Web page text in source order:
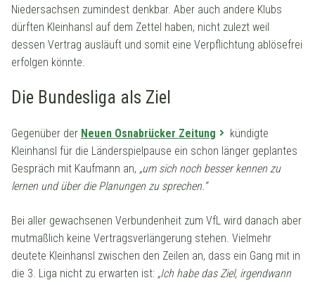
Niedersachsen zumindest denkbar. Aber auch andere Klubs
dürften Kleinhansl auf dem Zettel haben, nicht zulezt weil
dessen Vertrag ausläuft und somit eine Verpflichtung ablösefrei
erfolgen könnte.
Die Bundesliga als Ziel
Gegenüber der Neuen Osnabrücker Zeitung
kündigte
Kleinhansl für die Länderspielpause ein schon länger geplantes
Gespräch mit Kaufmann an, „um sich noch besser kennen zu
lernen und über die Planungen zu sprechen.“
Bei aller gewachsenen Verbundenheit zum VfL wird danach aber
mutmaßlich keine Vertragsverlängerung stehen. Vielmehr
deutete Kleinhansl zwischen den Zeilen an, dass ein Gang mit in
die 3. Liga nicht zu erwarten ist: „Ich habe das Ziel, irgendwann